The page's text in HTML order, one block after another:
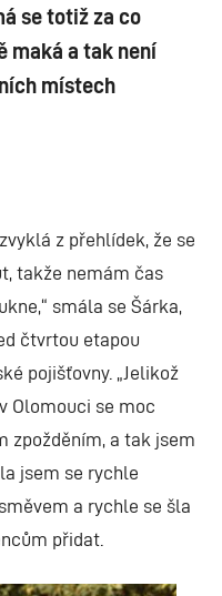
se totiž za co
maká a tak není
místech
z přehlídek, že se
takže nemám čas
smála se Šárka,
čtvrtou etapou
pojišťovny. „Jelikož
Olomouci se moc
zpožděním, a tak jsem
jsem se rychle
a rychle se šla
přidat.